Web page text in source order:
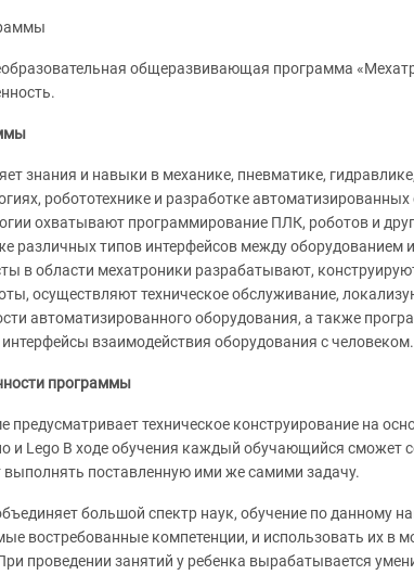
общеразвивающая программа
знания и навыки в механике, пневматике,
робототехнике и разработке автоматизированных
охватывают программирование ПЛК, роботов и
различных типов интерфейсов между оборудованием
в области мехатроники разрабатывают,
осуществляют техническое обслуживание,
автоматизированного оборудования, а также
взаимодействия оборудования с человеком.
программы
предусматривает техническое конструирование на
и Lego В ходе обучения каждый обучающийся сможет
выполнять поставленную ими же самими задачу.
большой спектр наук, обучение по данному
востребованные компетенции, и использовать их в
проведении занятий у ребенка вырабатывается